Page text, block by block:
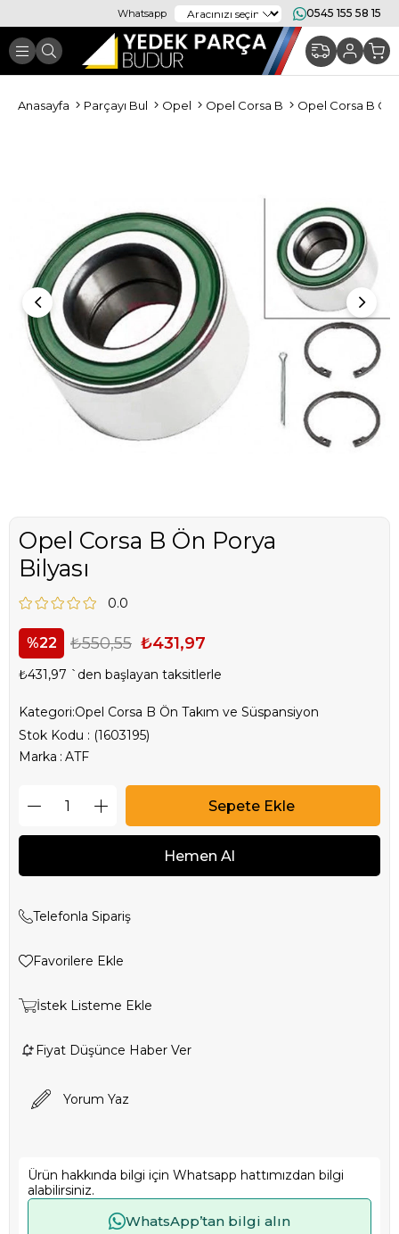
Whatsapp 0545 155 58 15
Anasayfa Parçayı Bul Opel Opel Corsa B Opel Corsa B Ön
Opel Corsa B Ön Porya
Bilyası
0.0
22 ₺550,55 ₺431,97
₺431,97 `den başlayan taksitlerle
Kategori:Opel Corsa B Ön Takım ve Süspansiyon
Stok Kodu
(1603195)
Marka : ATF
Telefonla Sipariş
Favorilere Ekle
İstek Listeme Ekle
Fiyat Düşünce Haber Ver
Yorum Yaz
Ürün hakkında bilgi için Whatsapp hattımızdan bilgi
alabilirsiniz.
WhatsApp’tan bilgi alın